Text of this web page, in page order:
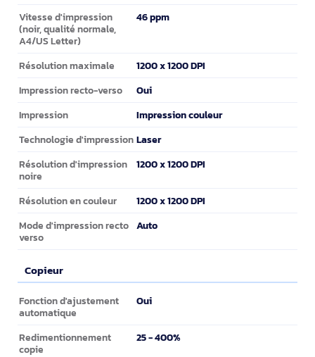
Vitesse d'impression
(noir, qualité normale,
A4/US Letter)
46 ppm
Résolution maximale 1200 x 1200 DPI
Impression recto-verso Oui
Impression Impression couleur
Technologie d'impression Laser
Résolution d'impression
noire
1200 x 1200 DPI
Résolution en couleur 1200 x 1200 DPI
Mode d'impression recto
verso
Auto
Copieur
Copieur
Fonction d'ajustement
automatique
Oui
Redimentionnement
copie
25 - 400%